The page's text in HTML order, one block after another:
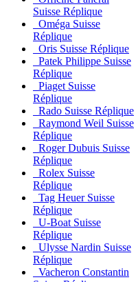
Suisse Réplique
Oméga Suisse
Réplique
Oris Suisse Réplique
Patek Philippe Suisse
Réplique
Piaget Suisse
Réplique
Rado Suisse Réplique
Raymond Weil Suisse
Réplique
Roger Dubuis Suisse
Réplique
Rolex Suisse
Réplique
Tag Heuer Suisse
Réplique
U-Boat Suisse
Réplique
Ulysse Nardin Suisse
Réplique
Vacheron Constantin